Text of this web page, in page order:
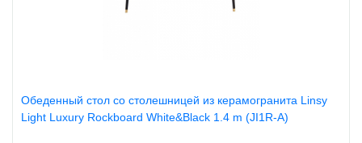
Обеденный стол со столешницей из керамогранита Linsy
Light Luxury Rockboard White&Black 1.4 m (JI1R-A)